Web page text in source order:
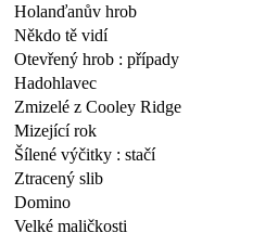
Holanďanův hrob
Někdo tě vidí
Otevřený hrob : případy
Hadohlavec
Zmizelé z Cooley Ridge
Mizející rok
Šílené výčitky : stačí
Ztracený slib
Domino
Velké maličkosti